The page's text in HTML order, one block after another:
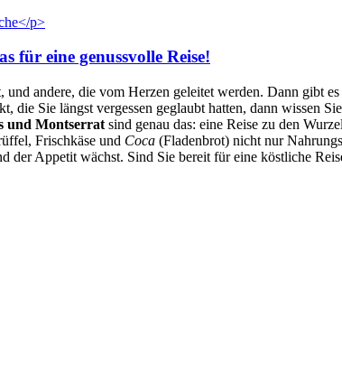
für eine genussvolle Reise!
andere, die vom Herzen geleitet werden. Dann gibt
die Sie längst vergessen geglaubt hatten, dann wissen
und Montserrat sind genau das: eine Reise zu den
Frischkäse und Coca (Fladenbrot) nicht nur
der Appetit wächst. Sind Sie bereit für eine köstliche